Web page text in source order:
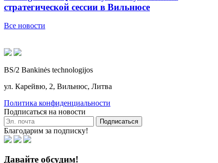
стратегической сессии в Вильнюсе
Все новости
BS/2 Bankinės technologijos
ул. Карейвю, 2, Вильнюс, Литва
Политика конфиденциальности
Подписаться на новости
Подписаться
Благодарим за подписку!
Давайте обсудим!